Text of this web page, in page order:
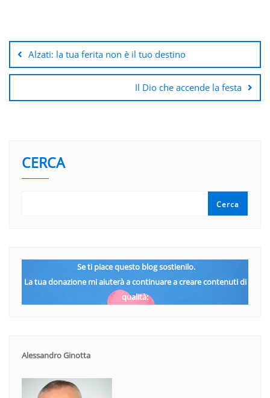
articoli
Alzati: la tua ferita non è il tuo destino
Il Dio che accende la festa
CERCA
Cerca
Se ti piace questo blog sostienilo.
La tua donazione mi aiuterà a continuare a creare contenuti di
qualità:
Alessandro Ginotta